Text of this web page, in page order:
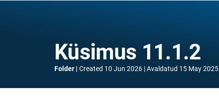
Küsimus 11.1.2
Folder Created 10 Jun 2026 Avaldatud 15 May 2025